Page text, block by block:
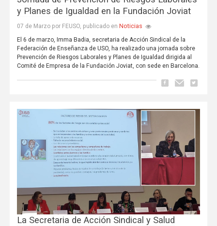
y Planes de Igualdad en la Fundación Joviat
07 de Marzo por FEUSO, publicado en Noticias
El 6 de marzo, Imma Badia, secretaria de Acción Sindical de la
Federación de Enseñanza de USO, ha realizado una jornada sobre
Prevención de Riesgos Laborales y Planes de Igualdad dirigida al
Comité de Empresa de la Fundación Joviat, con sede en Barcelona.
La Secretaria de Acción Sindical y Salud